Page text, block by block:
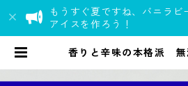
もうすぐ夏ですね、バニラビ
アイスを作ろう！
香りと辛味の本格派 無